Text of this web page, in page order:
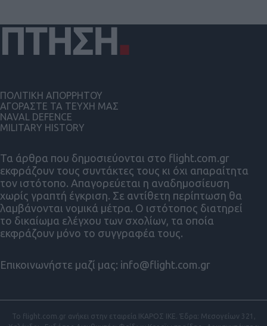
Τα άρθρα που δημοσιεύονται στο flight.com.gr
εκφράζουν τους συντάκτες τους κι όχι απαραίτητα
τον ιστότοπο. Απαγορεύεται η αναδημοσίευση
χωρίς γραπτή έγκριση. Σε αντίθετη περίπτωση θα
λαμβάνονται νομικά μέτρα. Ο ιστότοπος διατηρεί
το δικαίωμα ελέγχου των σχολίων, τα οποία
εκφράζουν μόνο το συγγραφέα τους.
Επικοινωνήστε μαζί μας: info@flight.com.gr
ΠΟΛΙΤΙΚΗ ΑΠΟΡΡΗΤΟΥ
ΑΓΟΡΑΣΤΕ ΤΑ ΤΕΥΧΗ ΜΑΣ
NAVAL DEFENCE
MILITARY HISTORY
Το flight.com.gr ανήκει στην εταιρεία ΙΚΑΡΟΣ ΙΚΕ. Έδρα: Μεσογείων 321,